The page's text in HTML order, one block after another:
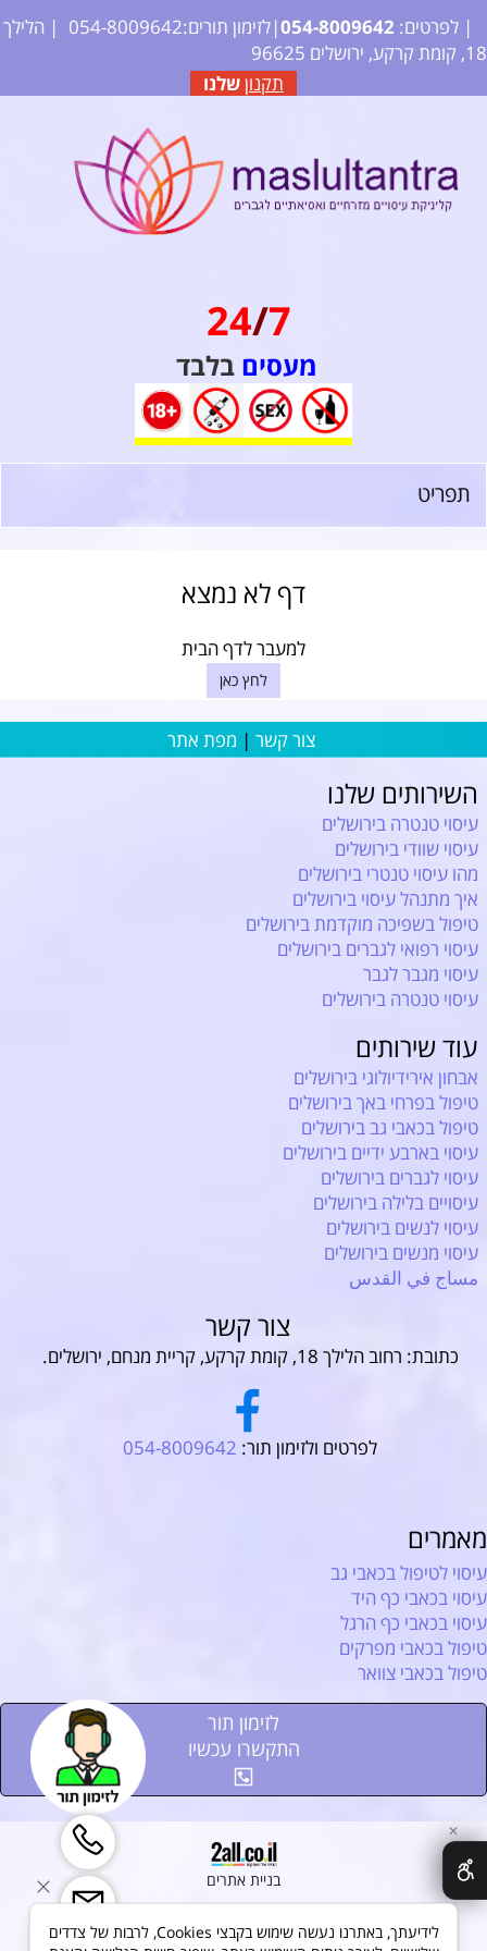
| לפרטים: 054-8009642 |לזימון תורים:054-8009642
| הלילך
18, קומת קרקע, ירושלים 96625
תקנוןשלנו
24/7
מעסים בלבד
תפריט
דף לא נמצא
למעבר לדף הבית
לחץ כאן
צור קשר | מפת אתר
השירותים שלנו
עיסוי טנטרה בירושלים
עיסוי שוודי בירושלים
מהו עיסוי טנטרי בירושלים
איך מתנהל עיסוי בירושלים
טיפול בשפיכה מוקדמת בירושלים
עיסוי רפואי לגברים בירושלים
עיסוי מגבר לגבר
עיסוי טנטרה בירושלים
עוד שירותים
אבחון אירידיולוגי בירושלים
טיפול בפרחי באך בירושלים
טיפול בכאבי גב בירושלים
עיסוי בארבע ידיים בירושלים
עיסוי לגברים בירושלים
עיסויים בלילה בירושלים
עיסוי לנשים בירושלים
עיסוי מנשים בירושלים
مساج في القدس
צור קשר
כתובת: רחוב הלילך 18, קומת קרקע, קריית מנחם, ירושלים.
לפרטים ולזימון תור: 054-8009642
מאמרים
עיסוי לטיפול בכאבי גב
עיסוי בכאבי כף היד
עיסוי בכאבי כף הרגל
טיפול בכאבי מפרקים
טיפול בכאבי צוואר
לזימון תור
התקשרו עכשיו
בניית אתרים
✕
לידיעתך, באתרנו נעשה שימוש בקבצי Cookies, לרבות של צדדים